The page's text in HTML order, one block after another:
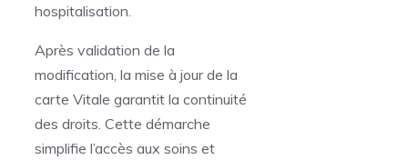
hospitalisation.
Après validation de la
modification, la mise à jour de la
carte Vitale garantit la continuité
des droits. Cette démarche
simplifie l’accès aux soins et